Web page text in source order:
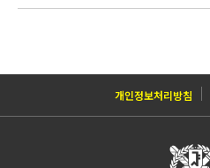
개인정보처리방침